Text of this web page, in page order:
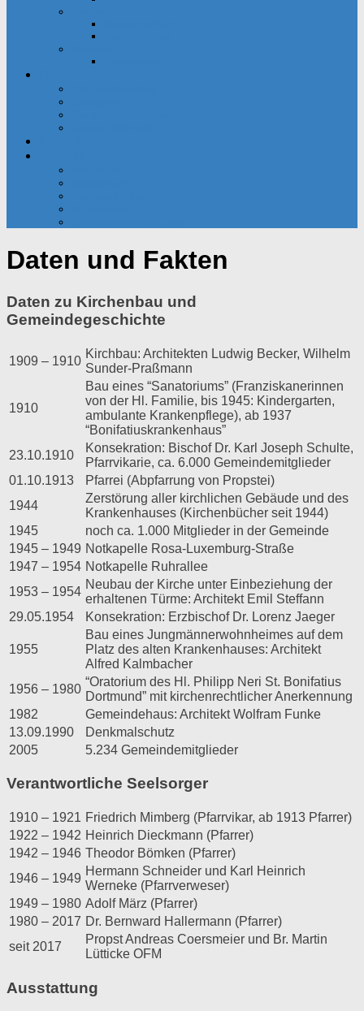
Daten und Fakten
Daten zu Kirchenbau und
Gemeindegeschichte
1909 – 1910
Kirchbau: Architekten Ludwig Becker, Wilhelm
Sunder-Praßmann
1910
Bau eines “Sanatoriums” (Franziskanerinnen
von der Hl. Familie, bis 1945: Kindergarten,
ambulante Krankenpflege), ab 1937
“Bonifatiuskrankenhaus”
23.10.1910
Konsekration: Bischof Dr. Karl Joseph Schulte,
Pfarrvikarie, ca. 6.000 Gemeindemitglieder
01.10.1913
Pfarrei (Abpfarrung von Propstei)
1944
Zerstörung aller kirchlichen Gebäude und des
Krankenhauses (Kirchenbücher seit 1944)
1945
noch ca. 1.000 Mitglieder in der Gemeinde
1945 – 1949 Notkapelle Rosa-Luxemburg-Straße
1947 – 1954 Notkapelle Ruhrallee
1953 – 1954
Neubau der Kirche unter Einbeziehung der
erhaltenen Türme: Architekt Emil Steffann
29.05.1954
Konsekration: Erzbischof Dr. Lorenz Jaeger
1955
Bau eines Jungmännerwohnheimes auf dem
Platz des alten Krankenhauses: Architekt
Alfred Kalmbacher
1956 – 1980
“Oratorium des Hl. Philipp Neri St. Bonifatius
Dortmund” mit kirchenrechtlicher Anerkennung
1982
Gemeindehaus: Architekt Wolfram Funke
13.09.1990
Denkmalschutz
2005
5.234 Gemeindemitglieder
Verantwortliche Seelsorger
1910 – 1921 Friedrich Mimberg (Pfarrvikar, ab 1913 Pfarrer)
1922 – 1942 Heinrich Dieckmann (Pfarrer)
1942 – 1946 Theodor Bömken (Pfarrer)
1946 – 1949
Hermann Schneider und Karl Heinrich
Werneke (Pfarrverweser)
1949 – 1980 Adolf März (Pfarrer)
1980 – 2017 Dr. Bernward Hallermann (Pfarrer)
seit 2017
Propst Andreas Coersmeier und Br. Martin
Lütticke OFM
Ausstattung